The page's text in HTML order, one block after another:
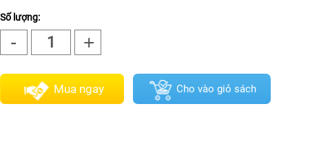
Số lượng:
- 1 +
Mua ngay Cho vào giỏ sách